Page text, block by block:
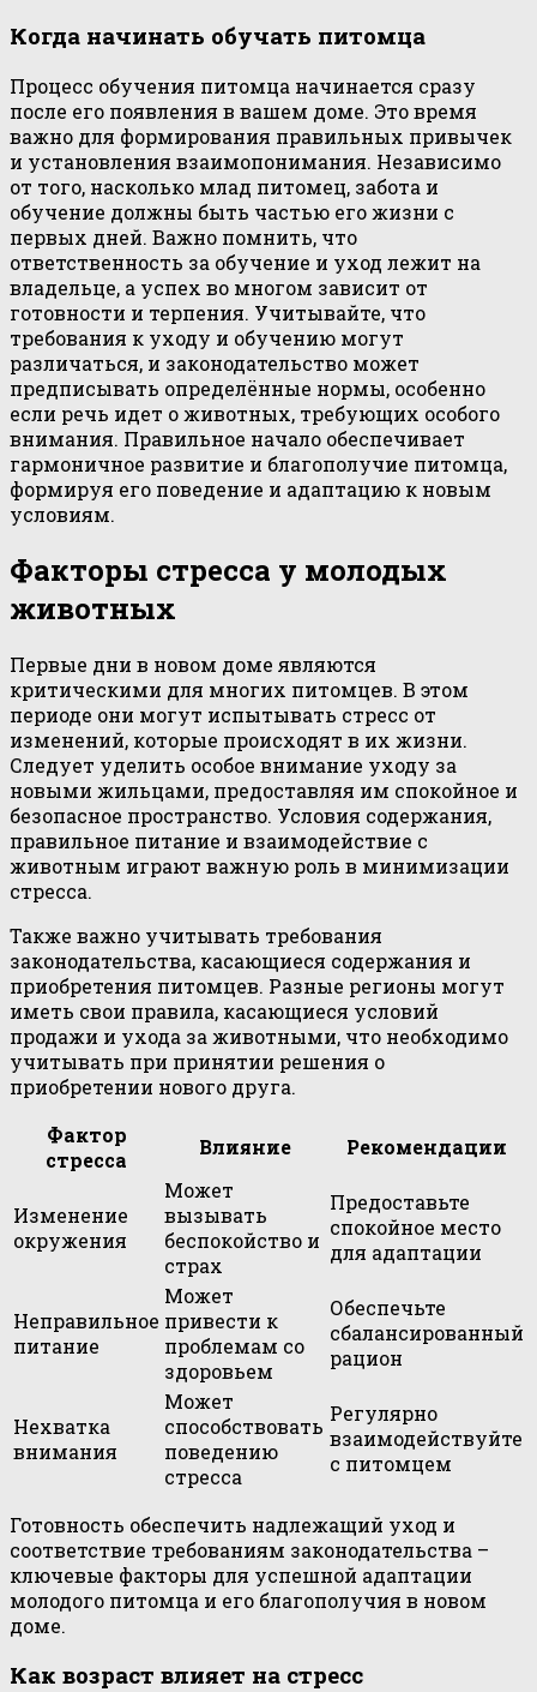
Когда начинать обучать питомца
Процесс обучения питомца начинается сразу
после его появления в вашем доме. Это время
важно для формирования правильных привычек
и установления взаимопонимания. Независимо
от того, насколько млад питомец, забота и
обучение должны быть частью его жизни с
первых дней. Важно помнить, что
ответственность за обучение и уход лежит на
владельце, а успех во многом зависит от
готовности и терпения. Учитывайте, что
требования к уходу и обучению могут
различаться, и законодательство может
предписывать определённые нормы, особенно
если речь идет о животных, требующих особого
внимания. Правильное начало обеспечивает
гармоничное развитие и благополучие питомца,
формируя его поведение и адаптацию к новым
условиям.
Факторы стресса у молодых
животных
Первые дни в новом доме являются
критическими для многих питомцев. В этом
периоде они могут испытывать стресс от
изменений, которые происходят в их жизни.
Следует уделить особое внимание уходу за
новыми жильцами, предоставляя им спокойное и
безопасное пространство. Условия содержания,
правильное питание и взаимодействие с
животным играют важную роль в минимизации
стресса.
Также важно учитывать требования
законодательства, касающиеся содержания и
приобретения питомцев. Разные регионы могут
иметь свои правила, касающиеся условий
продажи и ухода за животными, что необходимо
учитывать при принятии решения о
приобретении нового друга.
Фактор
стресса
Влияние Рекомендации
Изменение
окружения
Может
вызывать
беспокойство и
страх
Предоставьте
спокойное место
для адаптации
Неправильное
питание
Может
привести к
проблемам со
здоровьем
Обеспечьте
сбалансированный
рацион
Нехватка
внимания
Может
способствовать
поведению
стресса
Регулярно
взаимодействуйте
с питомцем
Готовность обеспечить надлежащий уход и
соответствие требованиям законодательства –
ключевые факторы для успешной адаптации
молодого питомца и его благополучия в новом
доме.
Как возраст влияет на стресс